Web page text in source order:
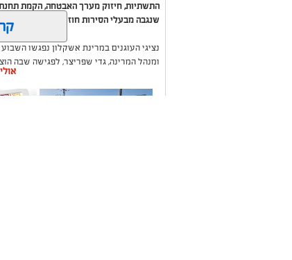
התשתיות, חיזוק מערך האבטחה, הקמת
שנגבה מבעלי הסירות חוזר בחזרה אליהם
נציגי העוגנים במרינת אשקלון נפגשו
ומנהל המרינה, גדי שפריצר, לפגישה שבה
השקעה בתשתיות, בביטחון, בשירותים